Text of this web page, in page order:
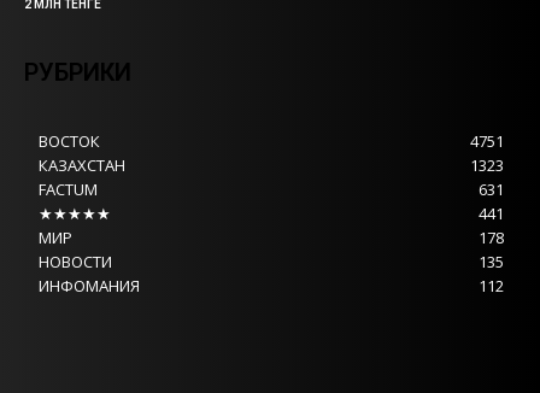
2 МЛН ТЕНГЕ
РУБРИКИ
ВОСТОК
4751
КАЗАХСТАН
1323
FACTUM
631
★★★★★
441
МИР
178
НОВОСТИ
135
ИНФОМАНИЯ
112